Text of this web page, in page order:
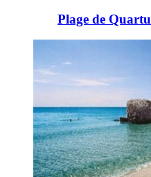
Plage de Quartu